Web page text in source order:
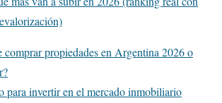
comprar propiedades en Argentina 2026 o
para invertir en el mercado inmobiliario